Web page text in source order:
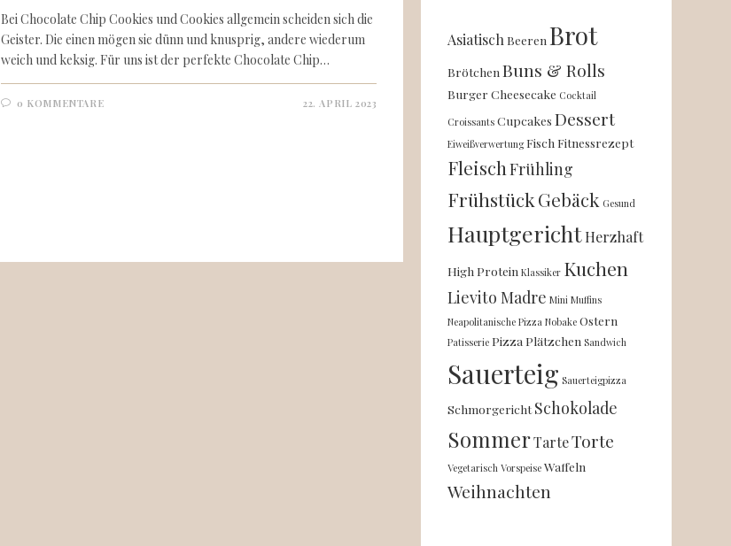
Bei Chocolate Chip Cookies und Cookies allgemein scheiden sich die
Geister. Die einen mögen sie dünn und knusprig, andere wiederum
weich und keksig. Für uns ist der perfekte Chocolate Chip…
0 KOMMENTARE 22. APRIL 2023
Asiatisch Beeren Brot
Brötchen Buns & Rolls
Burger Cheesecake Cocktail
Croissants Cupcakes Dessert
Eiweißverwertung Fisch Fitnessrezept
Fleisch Frühling
FrühstückGebäck Gesund
HauptgerichtHerzhaft
High Protein Klassiker Kuchen
Lievito Madre Mini Muffins
Neapolitanische Pizza Nobake Ostern
Patisserie Pizza Plätzchen Sandwich
Sauerteig Sauerteigpizza
Schmorgericht Schokolade
SommerTarteTorte
Vegetarisch Vorspeise Waffeln
Weihnachten